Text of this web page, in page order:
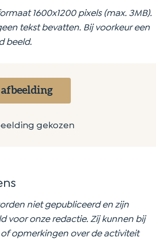
1600x1200 pixels (max. 3MB).
tekst bevatten. Bij voorkeur een
beeld.
afbeelding
gekozen
niet gepubliceerd en zijn
voor onze redactie. Zij kunnen bij
opmerkingen over de activiteit